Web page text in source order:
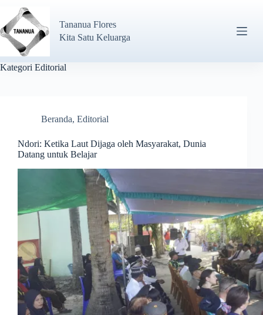
Tananua Flores
Kita Satu Keluarga
Kategori Editorial
Beranda, Editorial
Ndori: Ketika Laut Dijaga oleh Masyarakat, Dunia
Datang untuk Belajar